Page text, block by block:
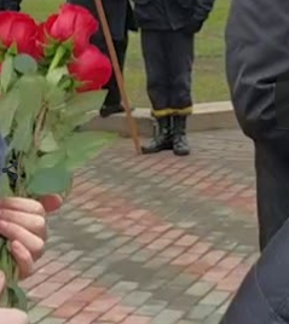
Дебальцевського
7 взяті у полон і 18
Більше
для спортсменів за